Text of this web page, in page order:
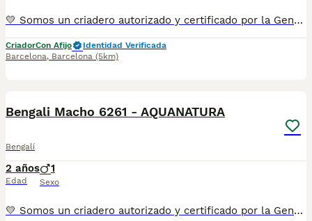
💛 Somos un criadero autorizado y certificado por la Generalitat de Catalunya. 📌 Estamos en la calle Roger de Flor 45, muy cerca del Arc de Triomf de Barcelona, de Lunes a Sábados, desde las 10h hasta las 21:00h. MAS INFO ☎️ 933095977 📱 685878504 FOTOS Y VIDEOS 💻 www.aquanatura.es 🚙 HACEMOS ENVIOS Se entregan vacunados, desparasitados interna y externamente, con microchip y su registro, con cartilla sanitaria y contrato de garantías, bajo la supervisión de nuestro equipo veterinario.
CriadorCon Afijo
Identidad Verificada
Barcelona, Barcelona (5km)
Bengali Macho 6261 - AQUANATURA
Bengalí
2 años
Edad
1
Sexo
💛 Somos un criadero autorizado y certificado por la Generalitat de Catalunya. 📌 Estamos en la calle Roger de Flor 45, muy cerca del Arc de Triomf de Barcelona, de Lunes a Sábados, desde las 10h hasta las 21:00h. MAS INFO ☎️ 933095977 📱 685878504 FOTOS Y VIDEOS 💻 www.aquanatura.es 🚙 HACEMOS ENVIOS Se entregan vacunados, desparasitados interna y externamente, con microchip y su registro, con cartilla sanitaria y contrato de garantías, bajo la supervisión de nuestro equipo veterinario.